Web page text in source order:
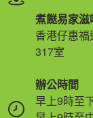
煮餸易家
香港仔惠
317室
辦公時間
早上9時至